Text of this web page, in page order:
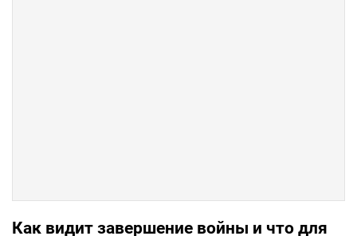
Как видит завершение войны и что для